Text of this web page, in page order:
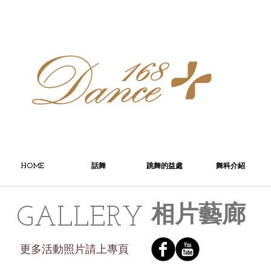
HOME 話舞 跳舞的益處 舞科介紹
相片藝廊
GALLERY
​更多活動照片請上專頁